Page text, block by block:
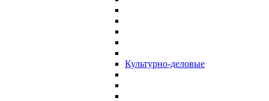
Культурно-деловые